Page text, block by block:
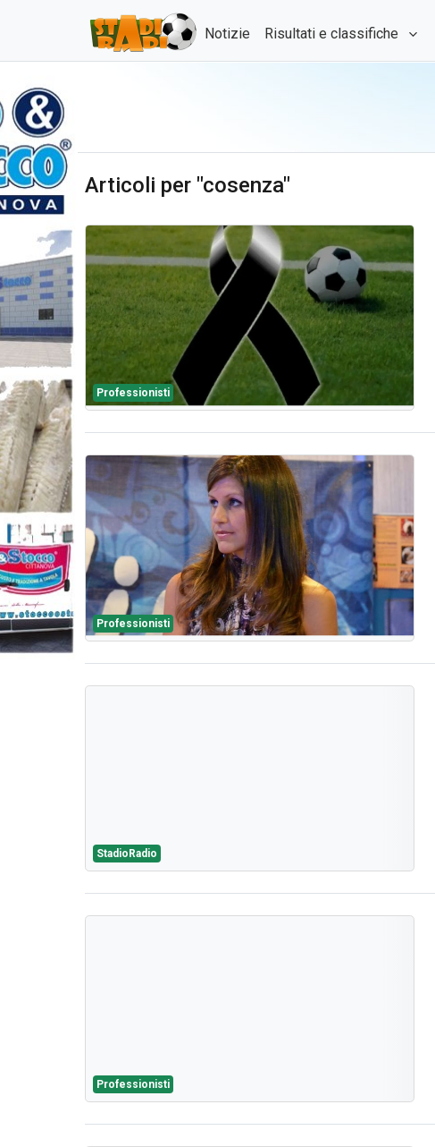
Notizie Risultati e classifiche
Articoli per "cosenza"
Professionisti
Professionisti
StadioRadio
Professionisti